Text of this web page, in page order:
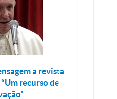
a revista
recurso de